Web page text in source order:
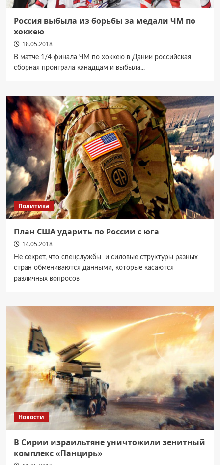
Россия выбыла из борьбы за медали ЧМ по
хоккею
18.05.2018
В матче 1/4 финала ЧМ по хоккею в Дании российская
сборная проиграла канадцам и выбыла...
Политика
План США ударить по России с юга
14.05.2018
Не секрет, что спецслужбы и силовые структуры разных
стран обмениваются данными, которые касаются
различных вопросов
Новости
В Сирии израильтяне уничтожили зенитный
комплекс «Панцирь»